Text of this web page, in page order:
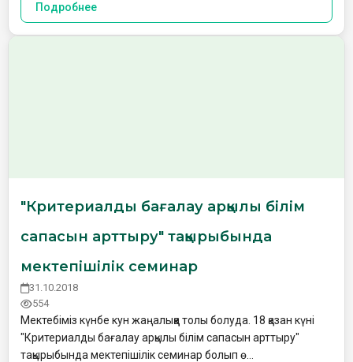
Подробнее
"Критериалды бағалау арқылы білім
сапасын арттыру" тақырыбында
мектепішілік семинар
31.10.2018
554
Мектебіміз күнбе кун жаңалыққа толы болуда. 18 қазан күні
"Критериалды бағалау арқылы білім сапасын арттыру"
тақырыбында мектепішілік семинар болып ө…